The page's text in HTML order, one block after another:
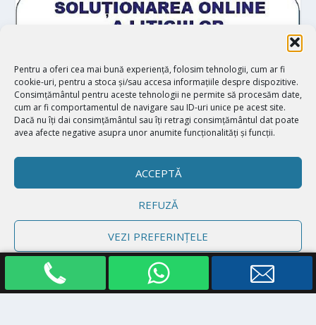
Pentru a oferi cea mai bună experiență, folosim tehnologii, cum ar fi
cookie-uri, pentru a stoca și/sau accesa informațiile despre dispozitive.
Consimțământul pentru aceste tehnologii ne permite să procesăm date,
cum ar fi comportamentul de navigare sau ID-uri unice pe acest site.
Dacă nu îți dai consimțământul sau îți retragi consimțământul dat poate
avea afecte negative asupra unor anumite funcționalități și funcții.
ACCEPTĂ
REFUZĂ
VEZI PREFERINȚELE
Politică cookie-uri Declarație de confidențialitate Impressum
Proiectat deElegant Themes| Realizat deWordPress